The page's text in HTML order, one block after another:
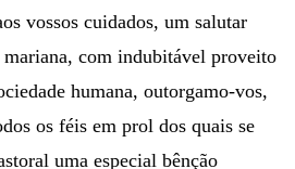
vossos cuidados, um salutar
com indubitável proveito
humana, outorgamo-vos,
os féis em prol dos quais se
uma especial bênção